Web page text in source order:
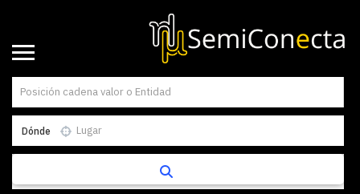
Dónde